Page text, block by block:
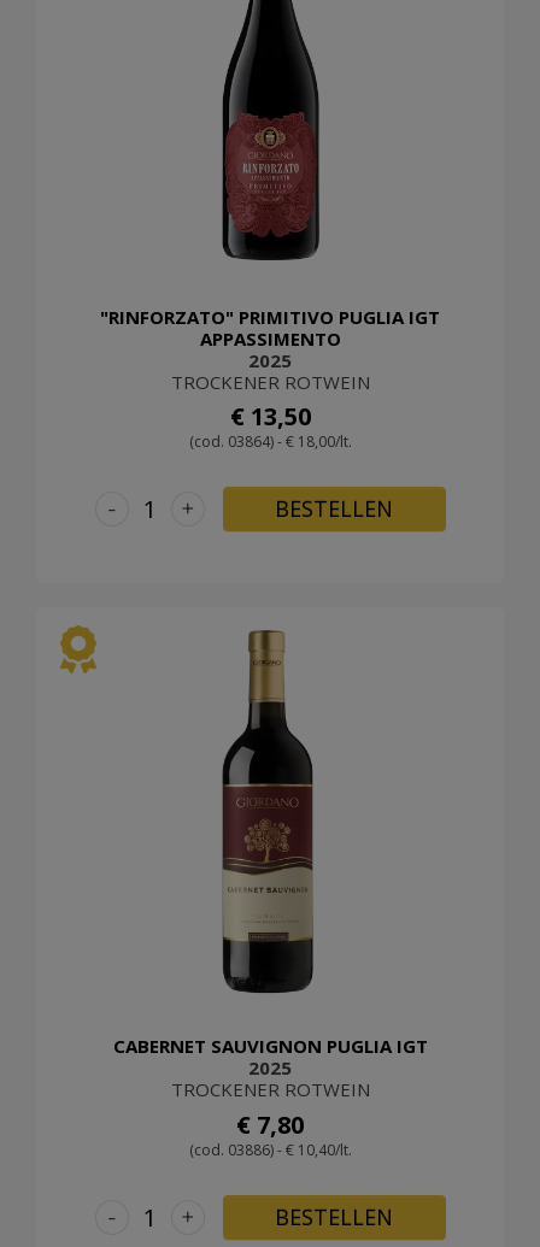
"RINFORZATO" PRIMITIVO PUGLIA IGT
APPASSIMENTO
2025
TROCKENER ROTWEIN
€ 13,50
(cod. 03864) - € 18,00/lt.
+
- BESTELLEN
CABERNET SAUVIGNON PUGLIA IGT
2025
TROCKENER ROTWEIN
€ 7,80
(cod. 03886) - € 10,40/lt.
+
- BESTELLEN